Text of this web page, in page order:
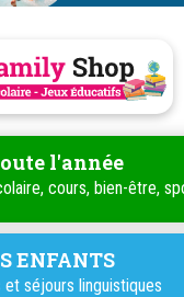
l'année
cours, bien-être,
ENFANTS
et séjours linguistiques